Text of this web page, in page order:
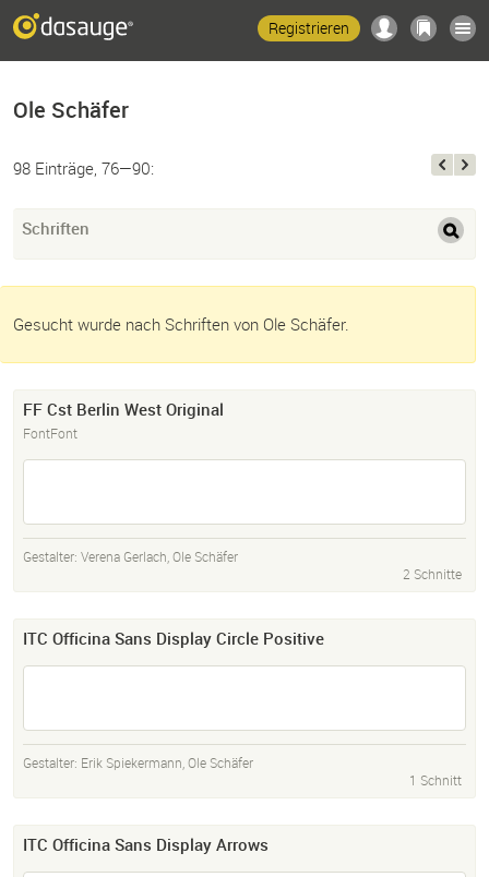
Registrieren
Ole Schäfer
98 Einträge, 76—90:
Schriften
Gesucht wurde nach Schriften von Ole Schäfer.
FF Cst Berlin West Original
FontFont
Gestalter: Verena Gerlach,Ole Schäfer
2 Schnitte
ITC Officina Sans Display Circle Positive
Gestalter: Erik Spiekermann,Ole Schäfer
1 Schnitt
ITC Officina Sans Display Arrows